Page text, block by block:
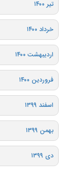
تیر ۱۴۰۰
خرداد ۱۴۰۰
اردیبهشت ۱۴۰۰
فروردین ۱۴۰۰
اسفند ۱۳۹۹
بهمن ۱۳۹۹
دی ۱۳۹۹